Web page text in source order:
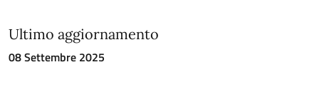
Ultimo aggiornamento
08 Settembre 2025